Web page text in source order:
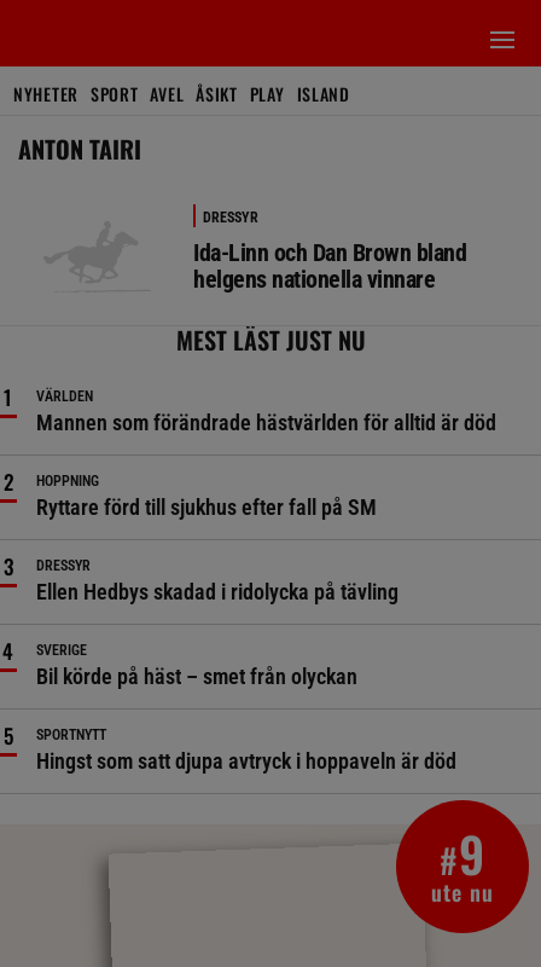
NYHETER SPORT AVEL ÅSIKT PLAY ISLAND
ANTON TAIRI
DRESSYR
Ida-Linn och Dan Brown bland
helgens nationella vinnare
MEST LÄST JUST NU
VÄRLDEN
Mannen som förändrade hästvärlden för alltid är död
HOPPNING
Ryttare förd till sjukhus efter fall på SM
DRESSYR
Ellen Hedbys skadad i ridolycka på tävling
SVERIGE
Bil körde på häst – smet från olyckan
SPORTNYTT
Hingst som satt djupa avtryck i hoppaveln är död
#9
ute nu